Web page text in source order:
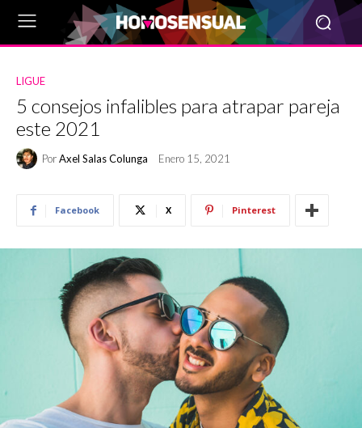
LIGUE
5 consejos infalibles para atrapar pareja
este 2021
PorAxel Salas Colunga Enero 15, 2021
Facebook X Pinterest